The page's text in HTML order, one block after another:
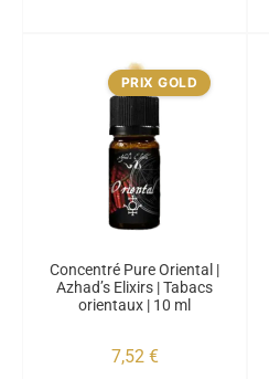
PRIX GOLD
Concentré Pure Oriental |
Azhad’s Elixirs | Tabacs
orientaux | 10 ml
7,52 €